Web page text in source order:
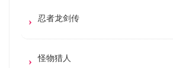
忍者龙剑传
怪物猎人